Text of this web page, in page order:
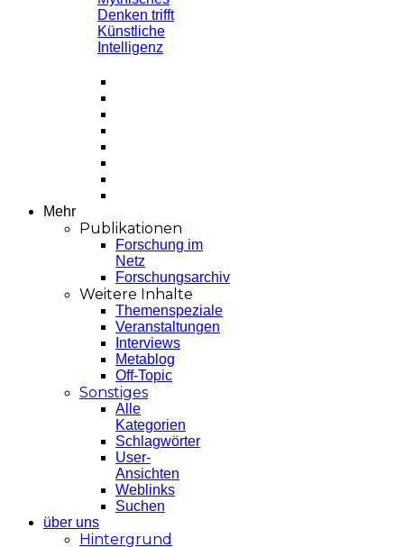
Mehr
Publikationen
Forschung im
Netz
Forschungsarchiv
Weitere Inhalte
Themenspeziale
Veranstaltungen
Interviews
Metablog
Off-Topic
Sonstiges
Alle
Kategorien
Schlagwörter
User-
Ansichten
Weblinks
Suchen
über uns
Hintergrund